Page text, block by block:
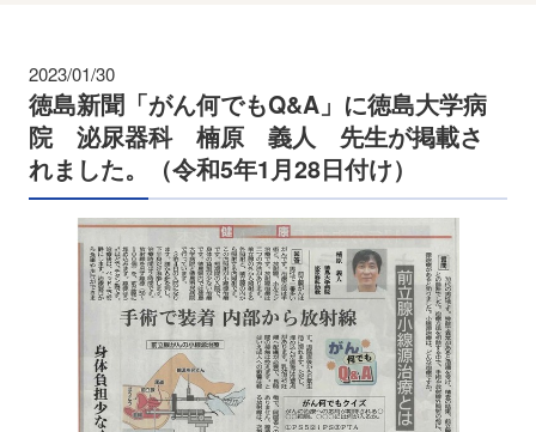
2023/01/30
徳島新聞「がん何でもQ&A」に徳島大学病
院 泌尿器科 楠原 義人 先生が掲載さ
れました。（令和5年1月28日付け）